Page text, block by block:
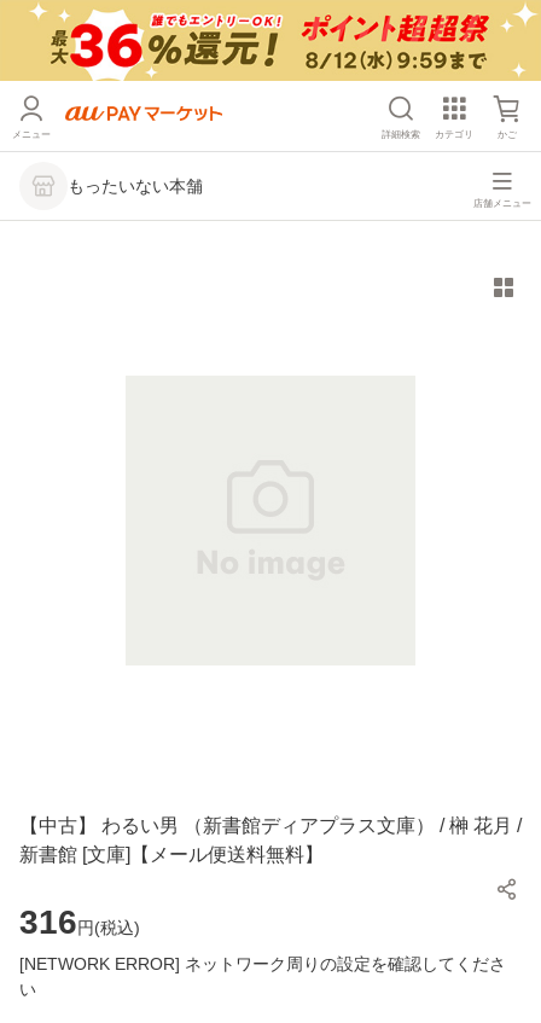
メニュー 詳細検索 カテゴリ かご
もったいない本舗
店舗メニュー
【中古】 わるい男 （新書館ディアプラス文庫） / 榊 花月 /
新書館 [文庫]【メール便送料無料】
316円(税込)
[NETWORK ERROR] ネットワーク周りの設定を確認してくださ
い